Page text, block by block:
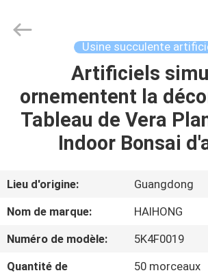
MAISON
PRODUITS
À
DE
Usine succulente
Artificiels
ornementent la
Tableau de Vera
Indoor Bonsai
Lieu d'origine:
Guangdong
Nom de marque:
HAIHONG
Numéro de modèle:
5K4F0019
Quantité de
50 morceaux